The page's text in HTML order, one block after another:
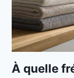
À quelle